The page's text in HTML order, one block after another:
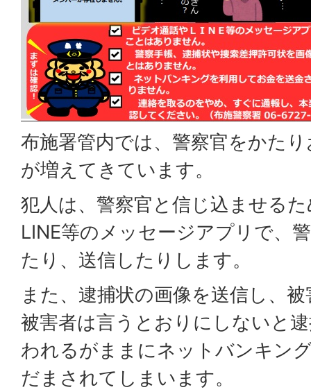
布施署管内では、警察官をかた
が増えてきています。
犯人は、警察官と信じ込ませる
LINE等のメッセージアプリで、
たり、送信したりします。
また、逮捕状の画像を送信し、
被害者は言うとおりにしないと
われるがままにネットバンキン
だまされてしまいます。